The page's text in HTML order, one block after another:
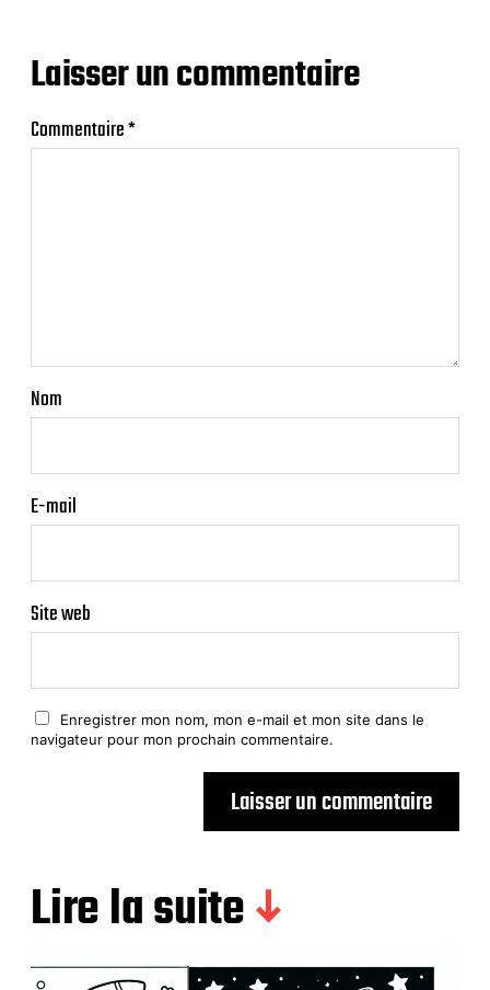
Laisser un commentaire
Commentaire*
Nom
E-mail
Site web
Enregistrer mon nom, mon e-mail et mon site dans le
navigateur pour mon prochain commentaire.
Lire la suite